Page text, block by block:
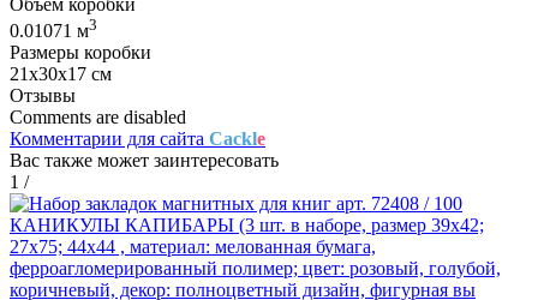
0.01071 м3
Размеры коробки
21х30х17 см
Отзывы
Comments are disabled
Комментарии для сайта Cackle
Вас также может заинтересовать
1 /